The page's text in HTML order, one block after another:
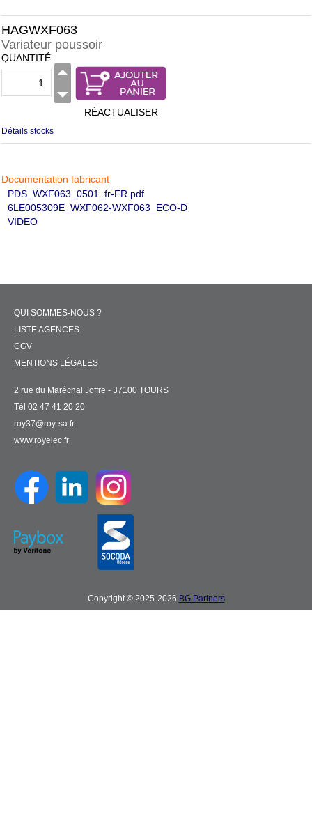
HAGWXF063
Variateur poussoir
QUANTITÉ
RÉACTUALISER
Détails stocks
Documentation fabricant
PDS_WXF063_0501_fr-FR.pdf
6LE005309E_WXF062-WXF063_ECO-D
VIDEO
QUI SOMMES-NOUS ?
LISTE AGENCES
CGV
MENTIONS LÉGALES
2 rue du Maréchal Joffre - 37100 TOURS
Tél 02 47 41 20 20
roy37@roy-sa.fr
www.royelec.fr
Copyright © 2025-2026 BG Partners